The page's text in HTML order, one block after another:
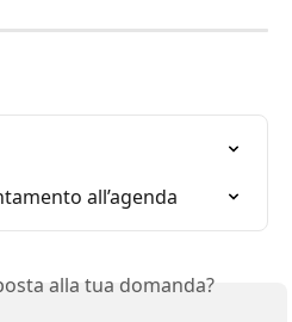
all’agenda
alla tua domanda?